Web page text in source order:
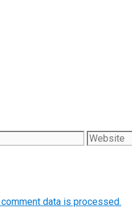
Website
data is processed.